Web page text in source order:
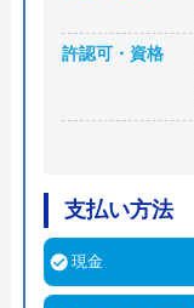
許認可・資格
支払い方法
現金